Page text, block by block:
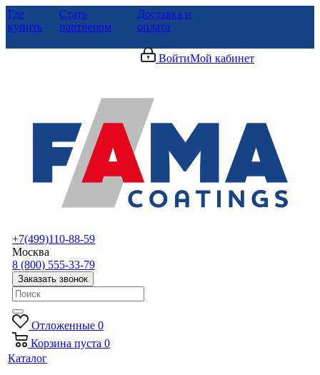
Где
купить
Стать
партнером
Доставка и
оплата
ВойтиМой кабинет
+7(499)110-88-59
Москва
8 (800) 555-33-79
Заказать звонок
Отложенные 0
Корзина пуста 0
Каталог